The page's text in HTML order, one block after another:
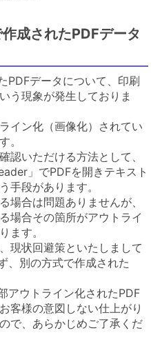
作成されたPDFデータ
PDFデータについて、印刷
う現象が発生しておりま
イン化（画像化）されてい
。
認いただける方法として、
」でPDFを開きテキスト
手段があります。
場合は問題ありませんが、
場合その箇所がアウトライ
ます。
現状回避策といたしまして
、別の方式で作成された
アウトライン化されたPDF
客様の意図しない仕上がり
で、あらかじめご了承くだ